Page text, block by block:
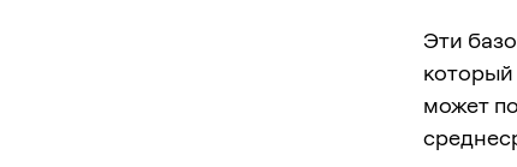
Эти
который
может